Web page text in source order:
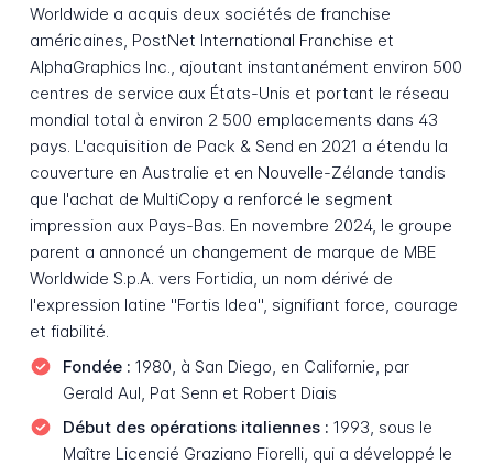
Worldwide a acquis deux sociétés de franchise
américaines, PostNet International Franchise et
AlphaGraphics Inc., ajoutant instantanément environ 500
centres de service aux États-Unis et portant le réseau
mondial total à environ 2 500 emplacements dans 43
pays. L'acquisition de Pack & Send en 2021 a étendu la
couverture en Australie et en Nouvelle-Zélande tandis
que l'achat de MultiCopy a renforcé le segment
impression aux Pays-Bas. En novembre 2024, le groupe
parent a annoncé un changement de marque de MBE
Worldwide S.p.A. vers Fortidia, un nom dérivé de
l'expression latine "Fortis Idea", signifiant force, courage
et fiabilité.
Fondée : 1980, à San Diego, en Californie, par
Gerald Aul, Pat Senn et Robert Diais
Début des opérations italiennes : 1993, sous le
Maître Licencié Graziano Fiorelli, qui a développé le